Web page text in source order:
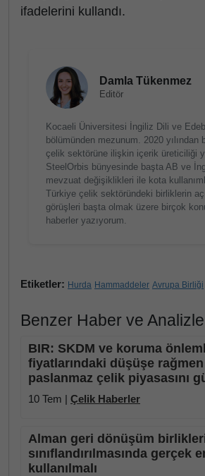
ifadelerini kullandı.
Damla Tükenmez
Editör
Kocaeli Üniversitesi İngiliz Dili ve
bölümünden mezunum. 2020 yılından
çelik sektörüne ilişkin içerik üreticiliği
SteelOrbis bünyesinde başta AB ve
mevzuat değişiklikleri ile kota
Türkiye çelik sektöründeki birliklerin
görüşleri başta olmak üzere birçok
haberler yazıyorum.
Etiketler: Hurda Hammaddeler Avrupa Birliği
Benzer Haber ve
BIR: SKDM ve koruma
fiyatlarındaki düşüşe
paslanmaz çelik piyasasını
10 Tem | Çelik Haberler
Alman geri dönüşüm
sınıflandırılmasında gerçek
kullanılmalı